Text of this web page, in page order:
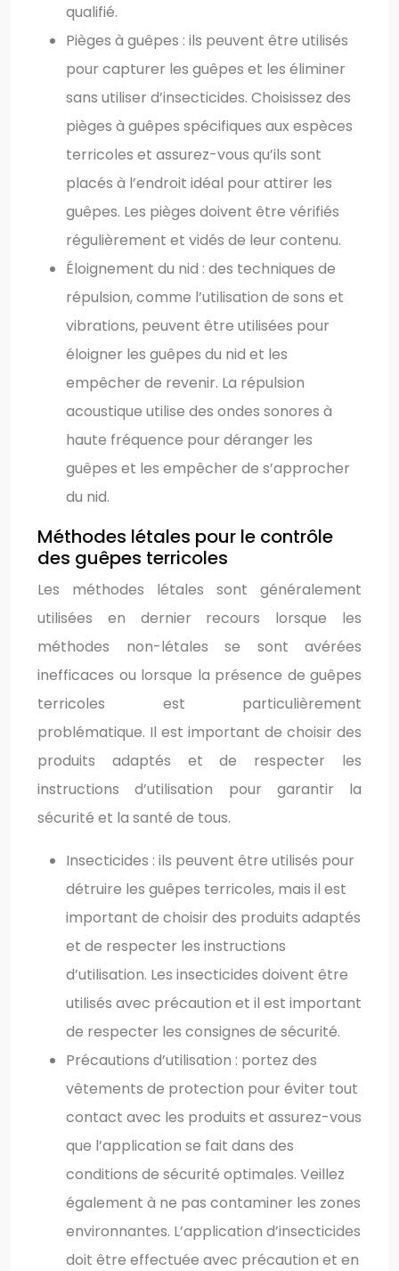
qualifié.
Pièges à guêpes : ils peuvent être utilisés
pour capturer les guêpes et les éliminer
sans utiliser d’insecticides. Choisissez des
pièges à guêpes spécifiques aux espèces
terricoles et assurez-vous qu’ils sont
placés à l’endroit idéal pour attirer les
guêpes. Les pièges doivent être vérifiés
régulièrement et vidés de leur contenu.
Éloignement du nid : des techniques de
répulsion, comme l’utilisation de sons et
vibrations, peuvent être utilisées pour
éloigner les guêpes du nid et les
empêcher de revenir. La répulsion
acoustique utilise des ondes sonores à
haute fréquence pour déranger les
guêpes et les empêcher de s’approcher
du nid.
Méthodes létales pour le contrôle
des guêpes terricoles
Les méthodes létales sont généralement
utilisées en dernier recours lorsque les
méthodes non-létales se sont avérées
inefficaces ou lorsque la présence de guêpes
terricoles est particulièrement
problématique. Il est important de choisir des
produits adaptés et de respecter les
instructions d’utilisation pour garantir la
sécurité et la santé de tous.
Insecticides : ils peuvent être utilisés pour
détruire les guêpes terricoles, mais il est
important de choisir des produits adaptés
et de respecter les instructions
d’utilisation. Les insecticides doivent être
utilisés avec précaution et il est important
de respecter les consignes de sécurité.
Précautions d’utilisation : portez des
vêtements de protection pour éviter tout
contact avec les produits et assurez-vous
que l’application se fait dans des
conditions de sécurité optimales. Veillez
également à ne pas contaminer les zones
environnantes. L’application d’insecticides
doit être effectuée avec précaution et en